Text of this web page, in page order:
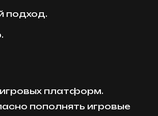
подход.
платформ.
пополнять игровые